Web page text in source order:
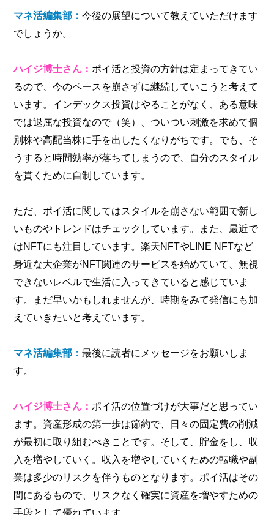
マネ活編集部：今後の展望について教えていただけます
でしょうか。
ハイジ博士さん： ポイ活と投資の方針は定まってきてい
るので、今のペースを崩さずに継続していこうと考えて
います。インデックス投資はやることがなく、ある意味
では退屈な投資なので（笑）、ついつい刺激を求めて個
別株や高配当株に手を出したくなりがちです。でも、そ
うすると時間効率が落ちてしまうので、自分のスタイル
を貫くために自制しています。
ただ、ポイ活に関してはスタイルを崩さない範囲で新し
いものやトレンドはチェックしています。また、最近で
はNFTにも注目しています。楽天NFTやLINE NFTなど
身近な大企業がNFT関連のサービスを始めていて、無視
できないレベルで生活に入ってきていると感じていま
す。まだ早いかもしれませんが、時期をみて発信にも加
えていきたいと考えています。
マネ活編集部：最後に読者にメッセージをお願いしま
す。
ハイジ博士さん： ポイ活の位置づけが大事だと思ってい
ます。資産形成の第一歩は節約で、日々の固定費の削減
が最初に取り組むべきことです。そして、貯金をし、収
入を増やしていく。収入を増やしていくための転職や副
業は多少のリスクを伴うものとなります。ポイ活はその
間にあるもので、リスクなく確実に資産を増やすための
手段として優れています。